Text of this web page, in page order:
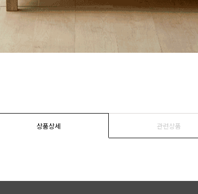
상품상세 관련상품